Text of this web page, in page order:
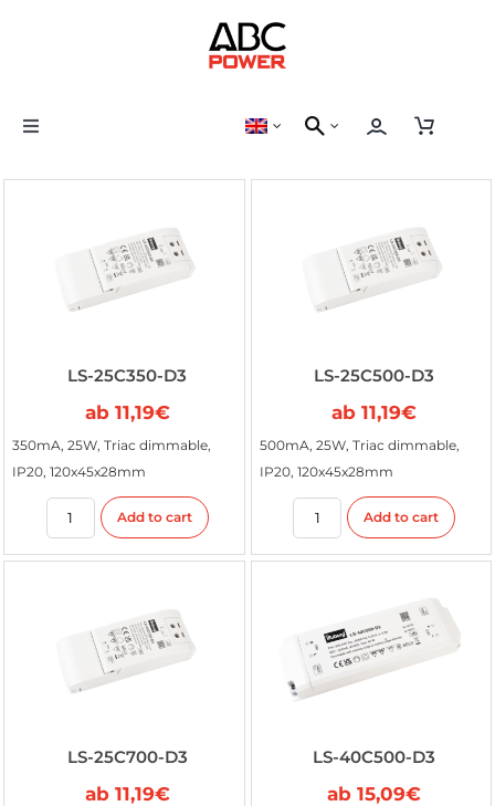
Toggle
LED Driver
Control Device
LS-25C350-D3
ab 11,19€
350mA, 25W, Triac dimmable,
IP20, 120x45x28mm
Add to cart
LS-25C500-D3
ab11,19€
500mA, 25W, Triac dimmable,
IP20, 120x45x28mm
Add to cart
LS-25C700-D3
ab 11,19€
LS-40C500-D3
ab15,09€